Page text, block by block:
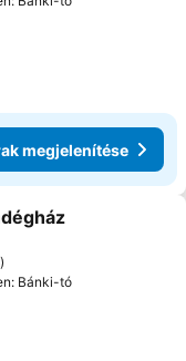
megjelenítése
a kedvencekhez
Bánki-tó